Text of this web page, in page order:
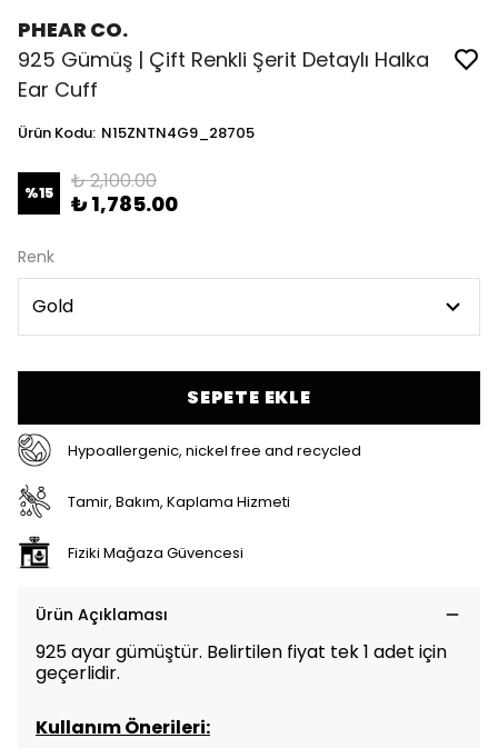
PHEAR CO.
925 Gümüş | Çift Renkli Şerit Detaylı Halka
Ear Cuff
Ürün Kodu: N15ZNTN4G9_28705
%15 ₺ 2,100.00
₺ 1,785.00
Renk
SEPETE EKLE
Hypoallergenic, nickel free and recycled
Tamir, Bakım, Kaplama Hizmeti
Fiziki Mağaza Güvencesi
Ürün Açıklaması
925 ayar gümüştür. Belirtilen fiyat tek 1 adet için
geçerlidir.
Kullanım Önerileri: